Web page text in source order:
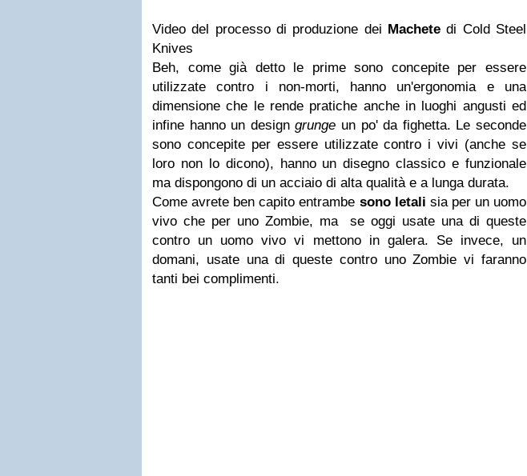
Video del processo di produzione dei Machetedi Cold Steel
Knives
Beh, come già detto le prime sono concepite per essere
utilizzate contro i non-morti, hanno un'ergonomia e una
dimensione che le rende pratiche anche in luoghi angusti ed
infine hanno un designgrunge un po' da fighetta. Le seconde
sono concepite per essere utilizzate contro i vivi (anche se
loro non lo dicono), hanno un disegno classico e funzionale
ma dispongono di un acciaio di alta qualità e a lunga durata.
Come avrete ben capito entrambe sono letali sia per un uomo
vivo che per uno Zombie, ma se oggi usate una di queste
contro un uomo vivo vi mettono in galera. Se invece, un
domani, usate una di queste contro uno Zombie vi faranno
tanti bei complimenti.